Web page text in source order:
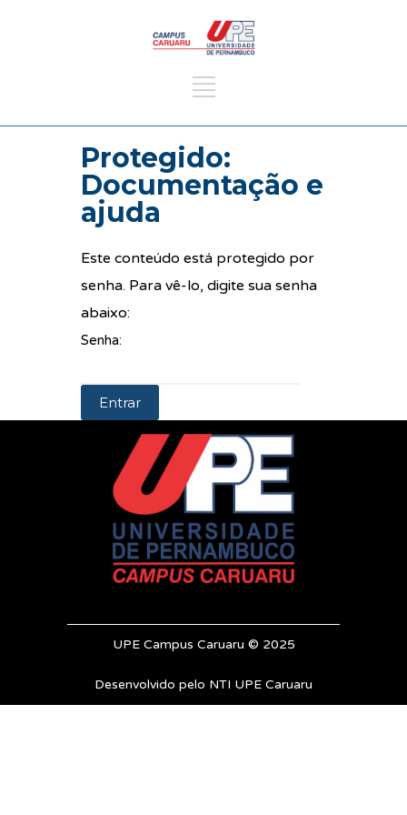
Protegido:
Documentação e
ajuda
Este conteúdo está protegido por
senha. Para vê-lo, digite sua senha
abaixo:
Senha:
UPE Campus Caruaru © 2025
Desenvolvido pelo NTI UPE Caruaru